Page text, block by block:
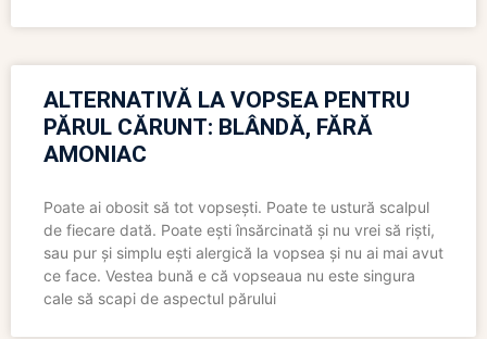
ALTERNATIVĂ LA VOPSEA PENTRU
PĂRUL CĂRUNT: BLÂNDĂ, FĂRĂ
AMONIAC
Poate ai obosit să tot vopsești. Poate te ustură scalpul
de fiecare dată. Poate ești însărcinată și nu vrei să riști,
sau pur și simplu ești alergică la vopsea și nu ai mai avut
ce face. Vestea bună e că vopseaua nu este singura
cale să scapi de aspectul părului